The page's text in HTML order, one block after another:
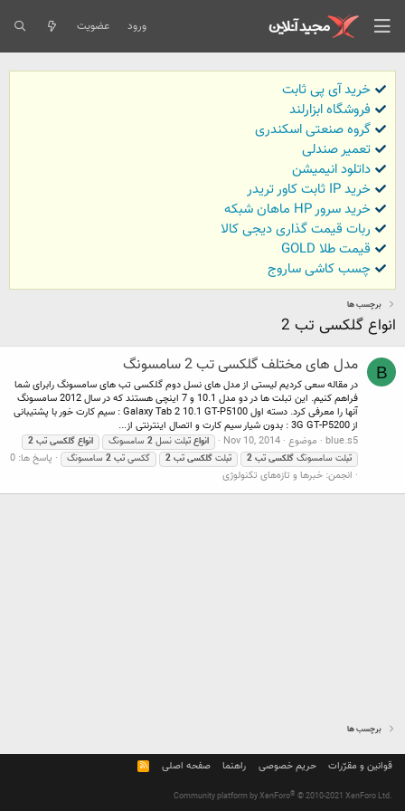
ورود عضویت
خرید آی پی ثابت
فروشگاه ابزارلند
گروه صنعتی اسکندری
تعمیر صندلی
داتلود انیمیشن
خرید IP ثابت کاور تریدر
خرید سرور HP ماهان شبکه
ربات قیمت گذاری دیجی کالا
قیمت طلا GOLD
چسب کاشی ساروج
برچسب ها
انواع گلکسی تب 2
B مدل های مختلف گلکسی تب 2 سامسونگ
در مقاله سعی کردیم لیستی از مدل های نسل دوم گلکسی تب های سامسونگ رابرای شما
فراهم کنیم. این تبلت ها در دو مدل 10.1 و 7 اینچی هستند که در سال 2012 سامسونگ
آنها را معرفی کرد. دسته اول Galaxy Tab 2 10.1 GT-P5100 : سیم کارت خور با پشتیبانی
از 3G GT-P5200 : بدون شیار سیم کارت و اتصال اینترنتی از...
blue.s5 موضوع Nov 10, 2014 انواع تبلت نسل 2 سامسونگ انواع گلکسی تب 2
تبلت سامسونگ گلکسی تب 2 تبلت گلکسی تب 2 گکسی تب 2 سامسونگ
پاسخ ها: 0
انجمن: خبرها و تازه‌های تکنولوژی
برچسب ها
قوانین و مقرّرات حریم خصوصی راهنما صفحه اصلی
R
S
Community platform by XenForo® © 2010-2021 XenForo Ltd.